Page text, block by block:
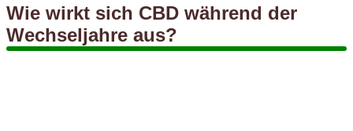
Wie wirkt sich CBD während der
Wechseljahre aus?